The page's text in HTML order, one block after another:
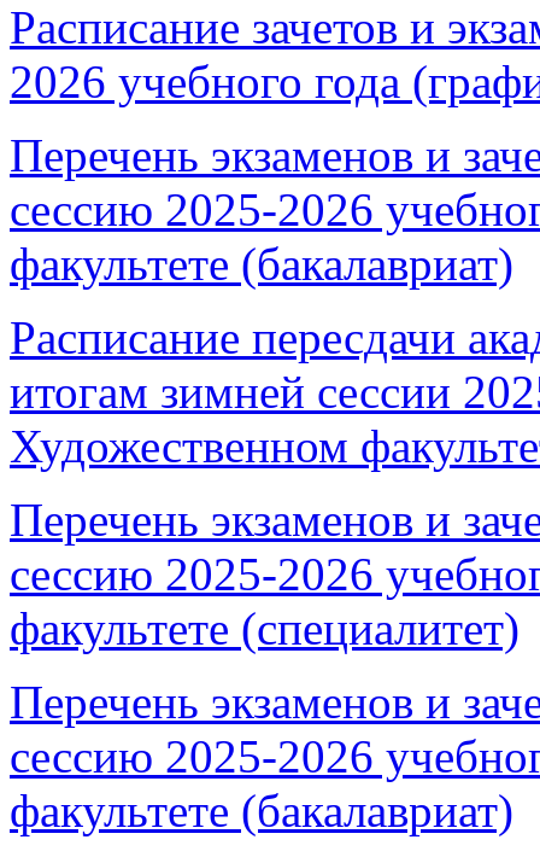
Расписание зачетов и
2026 учебного года
Перечень экзаменов и
сессию 2025-2026
факультете (бакалавриат)
Расписание пересдачи
итогам зимней сессии
Художественном
Перечень экзаменов и
сессию 2025-2026
факультете (специалитет)
Перечень экзаменов и
сессию 2025-2026
факультете (бакалавриат)